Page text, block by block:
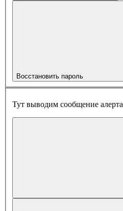
Восстановить пароль
Тут выводим сообщение алерта